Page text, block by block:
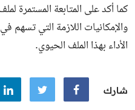
كما أكد على المتابعة المستمرة
والإمكانيات اللازمة التي
الأداء بهذا الملف الحيوي.
شارك